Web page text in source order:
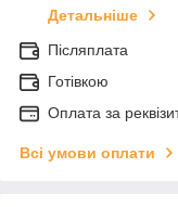
Детальніше
Післяплата
Готівкою
Оплата за
Всі умови оплати